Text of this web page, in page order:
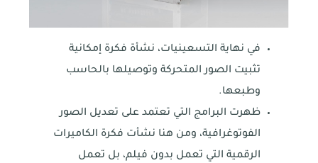
في نهاية التسعينيات، نشأة فكرة إمكانية
تثبيت الصور المتحركة وتوصيلها بالحاسب
وطبعها.
ظهرت البرامج التي تعتمد على تعديل الصور
الفوتوغرافية، ومن هنا نشأت فكرة الكاميرات
الرقمية التي تعمل بدون فيلم، بل تعمل